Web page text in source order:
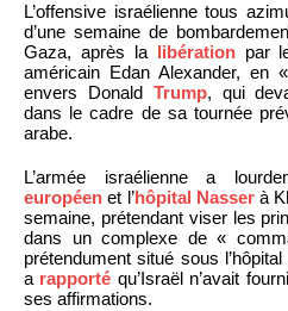
L’offensive israélienne tous
d’une semaine de
Gaza, après la libérationpar
américain Edan Alexander, en
envers Donald Trump, qui
dans le cadre de sa tournée
arabe.
L’armée israélienne a
européen et l’hôpital Nasserà
semaine, prétendant viser les
dans un complexe de «
prétendument situé sous
a rapporté qu’Israël n’avait
ses affirmations.